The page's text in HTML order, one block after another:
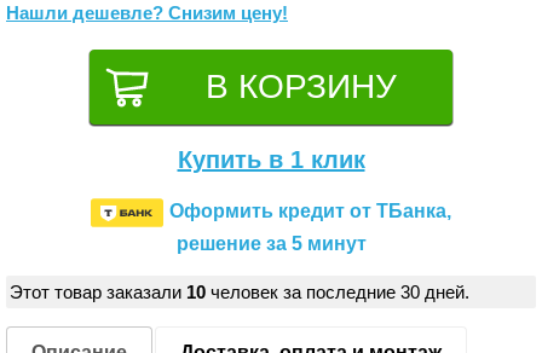
Нашли дешевле? Снизим цену!
Купить в 1 клик
Оформить кредит от ТБанка,
решение за 5 минут
Этот товар заказали 10 человек за последние 30 дней.